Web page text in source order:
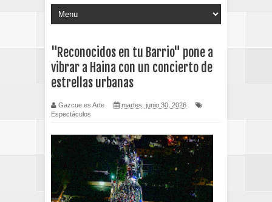
"Reconocidos en tu Barrio" pone a
vibrar a Haina con un concierto de
estrellas urbanas
Gazcue es Arte
martes, junio 30, 2026
Espectáculos